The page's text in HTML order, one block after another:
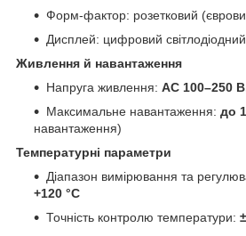
Форм-фактор: розетковий
Дисплей: цифровий світлодіодний
Живлення й навантаження
Напруга живлення: AC 100–250
Максимальне навантаження: до
навантаження)
Температурні параметри
Діапазон вимірювання та
+120 °C
Точність контролю температури: